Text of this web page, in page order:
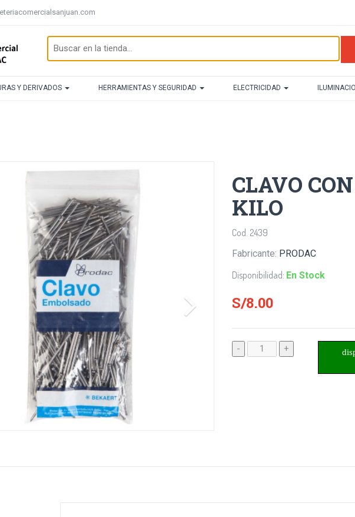
Y DERIVADOS HERRAMIENTAS Y SEGURIDAD ELECTRICIDAD
CLAVO
KILO
Cod. 2439
Fabricante: PRODAC
Disponibilidad: En Stock
S/8.00
- +